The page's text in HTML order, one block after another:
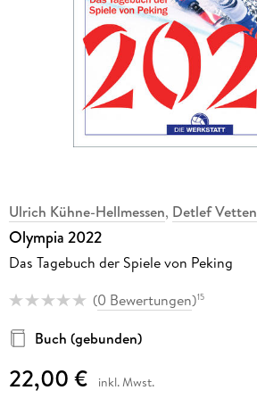
Ulrich Kühne-Hellmessen, Detlef Vetten
Olympia 2022
Das Tagebuch der Spiele von Peking
(0 Bewertungen)15
Buch (gebunden)
22,00 € inkl. Mwst.